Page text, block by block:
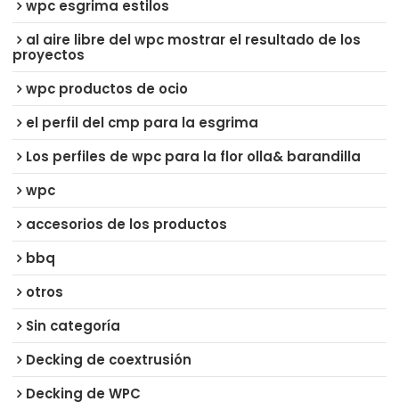
wpc esgrima estilos
al aire libre del wpc mostrar el resultado de los
proyectos
wpc productos de ocio
el perfil del cmp para la esgrima
Los perfiles de wpc para la flor olla& barandilla
wpc
accesorios de los productos
bbq
otros
Sin categoría
Decking de coextrusión
Decking de WPC